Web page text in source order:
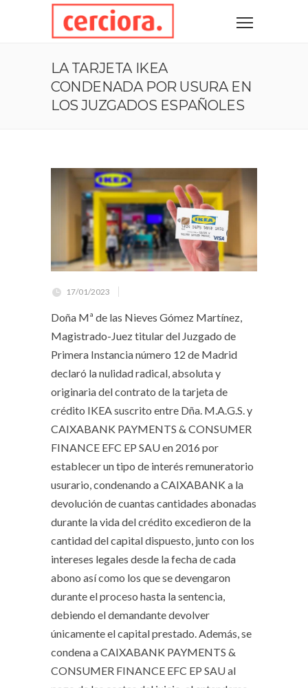
LA TARJETA IKEA
CONDENADA POR USURA EN
LOS JUZGADOS ESPAÑOLES
17/01/2023
Doña Mª de las Nieves Gómez Martínez,
Magistrado-Juez titular del Juzgado de
Primera Instancia número 12 de Madrid
declaró la nulidad radical, absoluta y
originaria del contrato de la tarjeta de
crédito IKEA suscrito entre Dña. M.A.G.S. y
CAIXABANK PAYMENTS & CONSUMER
FINANCE EFC EP SAU en 2016 por
establecer un tipo de interés remuneratorio
usurario, condenando a CAIXABANK a la
devolución de cuantas cantidades abonadas
durante la vida del crédito excedieron de la
cantidad del capital dispuesto, junto con los
intereses legales desde la fecha de cada
abono así como los que se devengaron
durante el proceso hasta la sentencia,
debiendo el demandante devolver
únicamente el capital prestado. Además, se
condena a CAIXABANK PAYMENTS &
CONSUMER FINANCE EFC EP SAU al